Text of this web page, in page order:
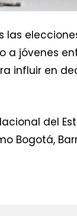
las
a jóvenes
influir en
del
Bogotá,